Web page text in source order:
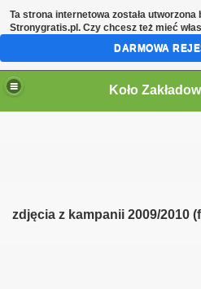
zdjęcia z kampanii 2009/2010
Ta strona internetowa została utworzona
Stronygratis.pl . Czy chcesz też mieć
DARMOWA